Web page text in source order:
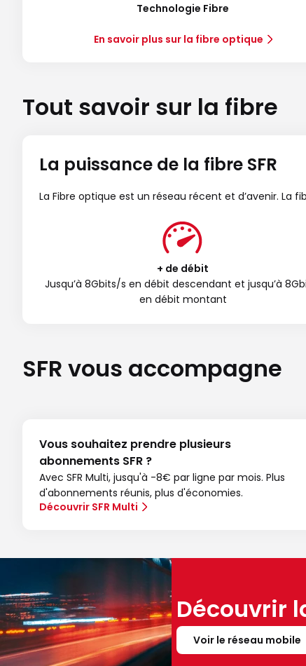
Technologie Fibre
En savoir plus sur la fibre optique
Tout savoir sur la fibre
La puissance de la fibre SFR
La Fibre optique est un réseau récent et d’avenir.
+ de débit
Jusqu’à 8Gbits/s en débit descendant et jusqu’à
en débit montant
SFR vous accompagne
Vous souhaitez prendre plusieurs
abonnements SFR ?
Avec SFR Multi, jusqu'à -8€ par ligne par mois. Plus
d'abonnements réunis, plus d'économies.
Découvrir SFR Multi
Découvrir
Voir le réseau mobile